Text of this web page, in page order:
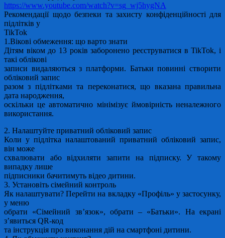
https://www.youtube.com/watch?v=sg_wj5hygNA
Рекомендації щодо безпеки та захисту конфіденційності для
підлітків у
TikTok
1.Вікові обмеження: що варто знати
Дітям віком до 13 років заборонено реєструватися в TikTok, і
такі облікові
записи видаляються з платформи. Батьки повинні створити
обліковий запис
разом з підлітками та переконатися, що вказана правильна
дата народження,
оскільки це автоматично мінімізує ймовірність неналежного
використання.
2. Налаштуйте приватний обліковий запис
Коли у підлітка налаштований приватний обліковий запис,
він може
схвалювати або відхиляти запити на підписку. У такому
випадку лише
підписники бачитимуть відео дитини.
3. Установіть сімейний контроль
Як налаштувати? Перейти на вкладку «Профіль» у застосунку,
у меню
обрати «Сімейний зв’язок», обрати – «Батьки». На екрані
зʼявиться QR-код
та інструкція про виконання дій на смартфоні дитини.